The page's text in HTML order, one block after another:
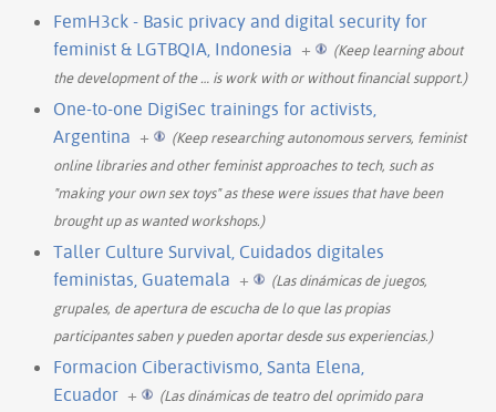
FemH3ck - Basic privacy and digital security for
feminist & LGTBQIA, Indonesia +
(Keep learning about
the development of the… is work with or without financial support.)
One-to-one DigiSec trainings for activists,
Argentina +
(Keep researching autonomous servers, feminist
online libraries and other feminist approaches to tech, such as
"making your own sex toys" as these were issues that have been
brought up as wanted workshops.)
Taller Culture Survival, Cuidados digitales
feministas, Guatemala +
(Las dinámicas de juegos,
grupales, de apertura de escucha de lo que las propias
participantes saben y pueden aportar desde sus experiencias.)
Formacion Ciberactivismo, Santa Elena,
Ecuador +
(Las dinámicas de teatro del oprimido para